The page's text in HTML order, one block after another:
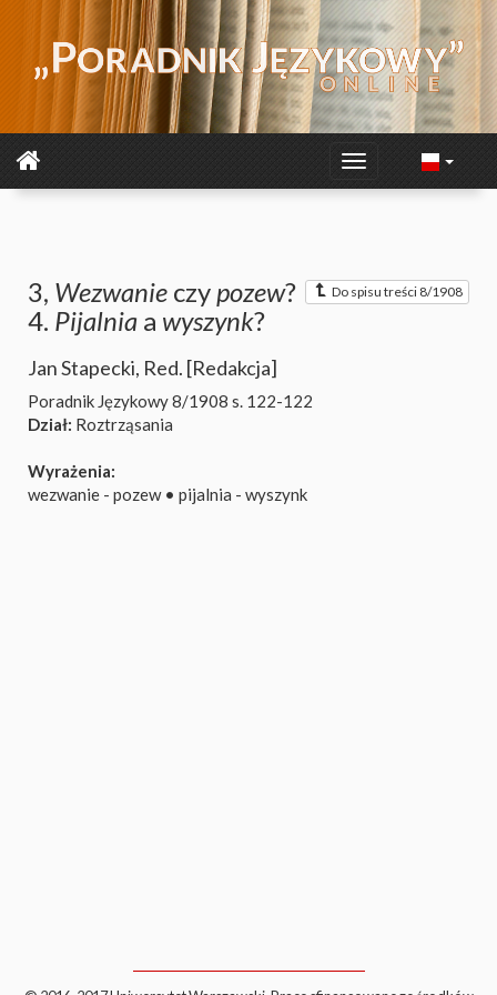
Do spisu treści 8/1908
3, Wezwanie czy pozew?
4. Pijalnia a wyszynk?
Jan Stapecki, Red. [Redakcja]
Poradnik Językowy 8/1908 s. 122-122
Dział: Roztrząsania
Wyrażenia:
wezwanie - pozew• pijalnia - wyszynk